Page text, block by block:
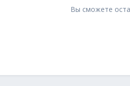
Вы сможете